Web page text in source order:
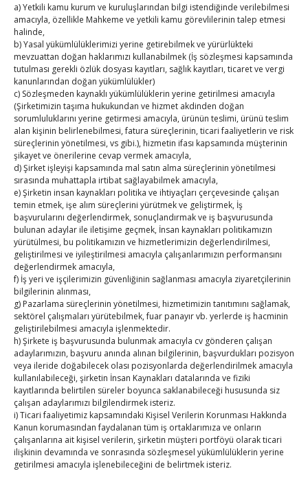
a) Yetkili kamu kurum ve kuruluşlarından bilgi istendiğinde verilebilmesi
amacıyla, özellikle Mahkeme ve yetkili kamu görevlilerinin talep etmesi
halinde,
b) Yasal yükümlülüklerimizi yerine getirebilmek ve yürürlükteki
mevzuattan doğan haklarımızı kullanabilmek (İş sözleşmesi kapsamında
tutulması gerekli özlük dosyası kayıtları, sağlık kayıtları, ticaret ve vergi
kanunlarından doğan yükümlülükler)
c) Sözleşmeden kaynaklı yükümlülüklerin yerine getirilmesi amacıyla
(Şirketimizin taşıma hukukundan ve hizmet akdinden doğan
sorumluluklarını yerine getirmesi amacıyla, ürünün teslimi, ürünü teslim
alan kişinin belirlenebilmesi, fatura süreçlerinin, ticari faaliyetlerin ve risk
süreçlerinin yönetilmesi, vs gibi.), hizmetin ifası kapsamında müşterinin
şikayet ve önerilerine cevap vermek amacıyla,
d) Şirket işleyişi kapsamında mal satın alma süreçlerinin yönetilmesi
sırasında muhattapla irtibat sağlayabilmek amacıyla,
e) Şirketin insan kaynakları politika ve ihtiyaçları çerçevesinde çalışan
temin etmek, işe alım süreçlerini yürütmek ve geliştirmek, İş
başvurularını değerlendirmek, sonuçlandırmak ve iş başvurusunda
bulunan adaylar ile iletişime geçmek, İnsan kaynakları politikamızın
yürütülmesi, bu politikamızın ve hizmetlerimizin değerlendirilmesi,
geliştirilmesi ve iyileştirilmesi amacıyla çalışanlarımızın performansını
değerlendirmek amacıyla,
f) İş yeri ve işçilerimizin güvenliğinin sağlanması amacıyla ziyaretçilerinin
bilgilerinin alınması,
g) Pazarlama süreçlerinin yönetilmesi, hizmetimizin tanıtımını sağlamak,
sektörel çalışmaları yürütebilmek, fuar panayır vb. yerlerde iş hacminin
geliştirilebilmesi amacıyla işlenmektedir.
h) Şirkete iş başvurusunda bulunmak amacıyla cv gönderen çalışan
adaylarımızın, başvuru anında alınan bilgilerinin, başvurdukları pozisyon
veya ileride doğabilecek olası pozisyonlarda değerlendirilmek amacıyla
kullanılabileceği, şirketin İnsan Kaynakları datalarında ve fiziki
kayıtlarında belirtilen süreler boyunca saklanabileceği hususunda siz
çalışan adaylarımızı bilgilendirmek isteriz.
i) Ticari faaliyetimiz kapsamındaki Kişisel Verilerin Korunması Hakkında
Kanun korumasından faydalanan tüm iş ortaklarımıza ve onların
çalışanlarına ait kişisel verilerin, şirketin müşteri portföyü olarak ticari
ilişkinin devamında ve sonrasında sözleşmesel yükümlülüklerin yerine
getirilmesi amacıyla işlenebileceğini de belirtmek isteriz.
Post Views: 189
Post
navigation
←ATO 29. Dönem Meclis Üyeleri Ekonomik İstişare
Toplantısı, Antalya’da yapıldı
“Emek yoğun sektörlere ek destekler verilmeli”→
TOBB Son Yazılar
Kahramanmaraş Ticaret ve Sanayi Odası’nın yeni
binası hizmete açıldı
ByTUTSOon Ağu 5, 2026
Diren ailesine taziye ziyareti
ByTUTSOon Ağu 4, 2026
Hisarcıklıoğlu, Ardahan Üniversitesi Rektörü Prof. Dr.
Emiroğlu’nu kabul etti
ByTUTSOon Ağu 4, 2026